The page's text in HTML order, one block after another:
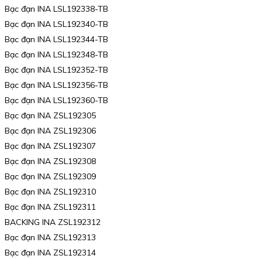
Bạc đạn INA LSL192338-TB
Bạc đạn INA LSL192340-TB
Bạc đạn INA LSL192344-TB
Bạc đạn INA LSL192348-TB
Bạc đạn INA LSL192352-TB
Bạc đạn INA LSL192356-TB
Bạc đạn INA LSL192360-TB
Bạc đạn INA ZSL192305
Bạc đạn INA ZSL192306
Bạc đạn INA ZSL192307
Bạc đạn INA ZSL192308
Bạc đạn INA ZSL192309
Bạc đạn INA ZSL192310
Bạc đạn INA ZSL192311
BACKING INA ZSL192312
Bạc đạn INA ZSL192313
Bạc đạn INA ZSL192314